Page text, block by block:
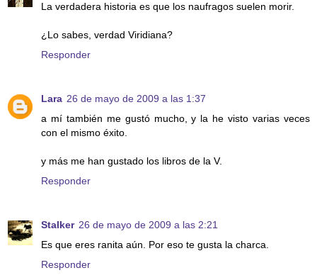
La verdadera historia es que los naufragos suelen morir.
¿Lo sabes, verdad Viridiana?
Responder
Lara 26 de mayo de 2009 a las 1:37
a mí también me gustó mucho, y la he visto varias veces
con el mismo éxito.
y más me han gustado los libros de la V.
Responder
Stalker 26 de mayo de 2009 a las 2:21
Es que eres ranita aún. Por eso te gusta la charca.
Responder